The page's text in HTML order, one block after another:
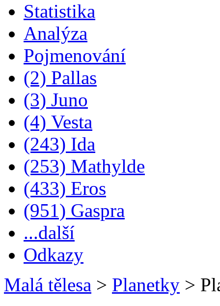
Statistika
Analýza
Pojmenování
(2) Pallas
(3) Juno
(4) Vesta
(243) Ida
(253) Mathylde
(433) Eros
(951) Gaspra
...další
Odkazy
Malá tělesa > Planetky >